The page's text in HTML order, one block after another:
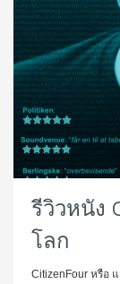
รีวิวหนัง
โลก
CitizenFour หรือ